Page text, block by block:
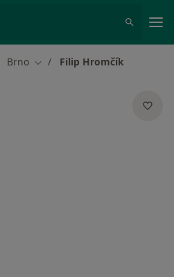
Brno Změna města
Filip Hromčík